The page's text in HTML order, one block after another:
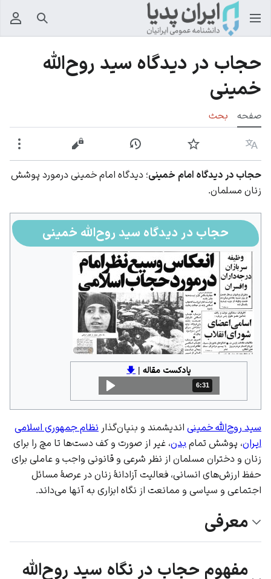
جستجو
حجاب در دیدگاه سید روح‌الله
خمینی
صفحه بحث
زبان پیگیری نمایش تاریخچهنمایش مبدأ
حجاب در دیدگاه امام خمینی؛ دیدگاه امام خمینی درمورد پوشش
زنان مسلمان.
حجاب در دیدگاه سید روح‌الله خمینی
پادکست مقاله|
🡇
مدت: 6 دقیقه و 31 ثانیه
6:31
سید روح‌الله خمینی اندیشمند و بنیان‌گذار نظام جمهوری اسلامی
ایران، پوشش تمام بدن، غیر از صورت و کف دست‌ها تا مچ را برای
زنان و دختران مسلمان از نظر شرعی و قانونی واجب و عاملی برای
حفظ ارزش‌های انسانی، فعالیت آزادانهٔ زنان در عرصهٔ مسائل
اجتماعی و سیاسی و ممانعت از نگاه ابزاری به آنها می‌داند.
معرفی
مفهوم حجاب در نگاه سید روح‌الله